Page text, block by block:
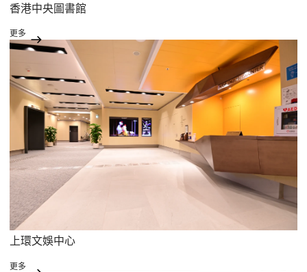
香港中央圖書館
更多
上環文娛中心
更多